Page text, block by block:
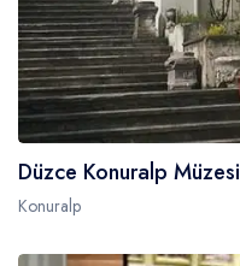
Düzce Konuralp Müzesi
Konuralp